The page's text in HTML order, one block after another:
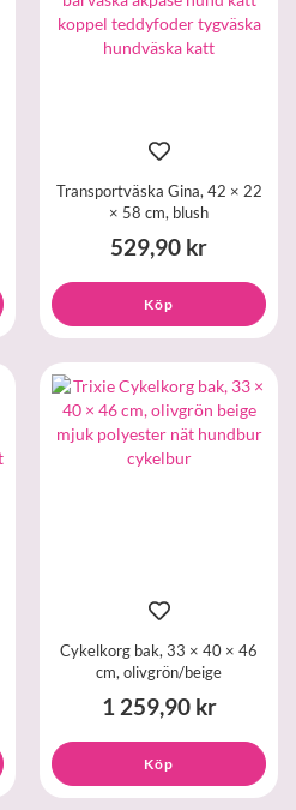
Transportväska Gina, 42 × 22
× 58 cm, blush
529,90 kr
Köp
Cykelkorg bak, 33 × 40 × 46
cm, olivgrön/beige
1 259,90 kr
Köp